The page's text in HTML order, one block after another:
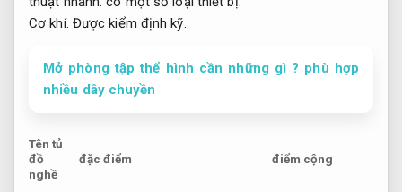
Cơ khí. Được kiểm định kỹ.
Mở phòng tập thể hình cần những gì ? phù hợp
nhiều dây chuyền
Tên tủ
đồ
nghề
đặc điểm điểm cộng